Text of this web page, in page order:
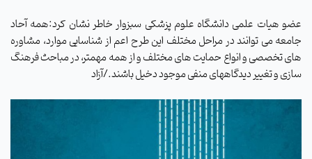
عضو هیات علمی دانشگاه علوم ‌پزشکی سبزوار خاطر نشان کرد:همه آحاد
جامعه می توانند در مراحل مختلف این طرح اعم از شناسایی موارد، مشاوره
های تخصصی و انواع حمایت های مختلف و از همه مهمتر، در مباحث فرهنگ
سازی و تغییر دیدگاههای منفی موجود دخیل باشند./آزاد